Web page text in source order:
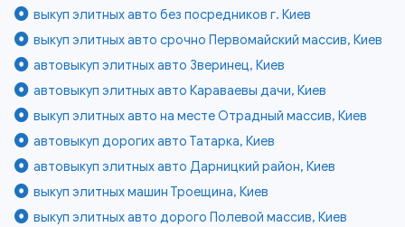
выкуп элитных авто без посредников г. Киев
выкуп элитных авто срочно Первомайский массив, Киев
автовыкуп элитных авто Зверинец, Киев
автовыкуп элитных авто Караваевы дачи, Киев
выкуп элитных авто на месте Отрадный массив, Киев
автовыкуп дорогих авто Татарка, Киев
автовыкуп элитных авто Дарницкий район, Киев
выкуп элитных машин Троещина, Киев
выкуп элитных авто дорого Полевой массив, Киев